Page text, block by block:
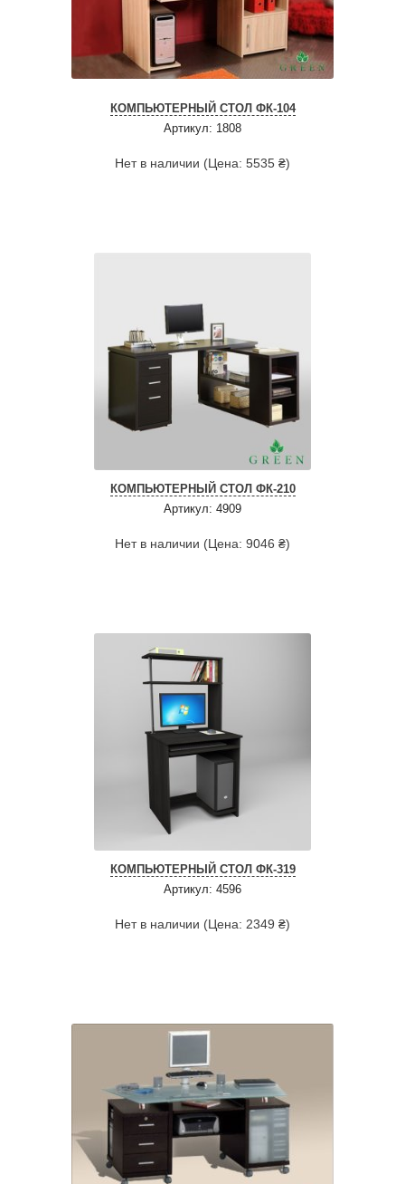
КОМПЬЮТЕРНЫЙ СТОЛ ФК-104
Артикул: 1808
Нет в наличии (Цена: 5535 ₴)
КОМПЬЮТЕРНЫЙ СТОЛ ФК-210
Артикул: 4909
Нет в наличии (Цена: 9046 ₴)
КОМПЬЮТЕРНЫЙ СТОЛ ФК-319
Артикул: 4596
Нет в наличии (Цена: 2349 ₴)